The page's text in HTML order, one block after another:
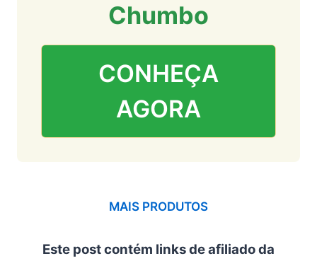
Chumbo
CONHEÇA
AGORA
MAIS PRODUTOS
Este post contém links de afiliado da